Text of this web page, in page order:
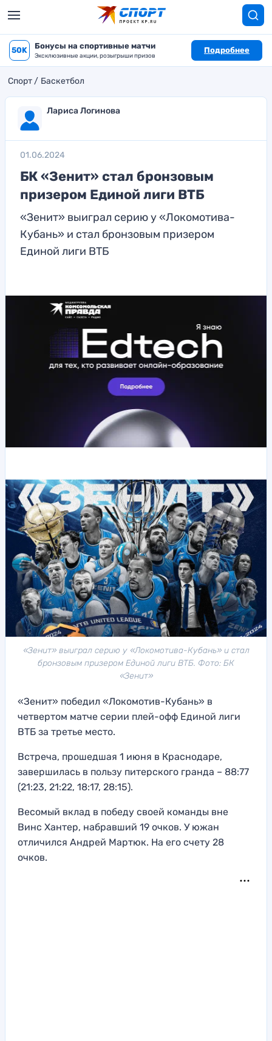
50K Бонусы на спортивные матчи
Эксклюзивные акции, розыгрыши призов
Подробнее
Спорт Баскетбол
Лариса Логинова
01.06.2024
БК «Зенит» стал бронзовым
призером Единой лиги ВТБ
«Зенит» выиграл серию у «Локомотива-
Кубань» и стал бронзовым призером
Единой лиги ВТБ
«Зенит» выиграл серию у «Локомотива-Кубань» и стал
бронзовым призером Единой лиги ВТБ. Фото: БК
«Зенит»
«Зенит» победил «Локомотив-Кубань» в
четвертом матче серии плей-офф Единой лиги
ВТБ за третье место.
Встреча, прошедшая 1 июня в Краснодаре,
завершилась в пользу питерского гранда – 88:77
(21:23, 21:22, 18:17, 28:15).
Весомый вклад в победу своей команды вне
Винс Хантер, набравший 19 очков. У южан
отличился Андрей Мартюк. На его счету 28
очков.